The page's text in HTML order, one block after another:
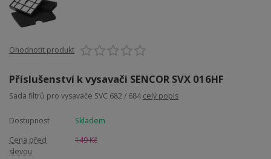
Ohodnotit produkt
Příslušenství k vysavači SENCOR SVX 016HF
Sada filtrů pro vysavače SVC 682 / 684 celý popis
Dostupnost
Skladem
Cena před
slevou
149 Kč